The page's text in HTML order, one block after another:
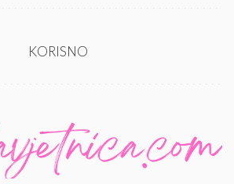
KORISNO